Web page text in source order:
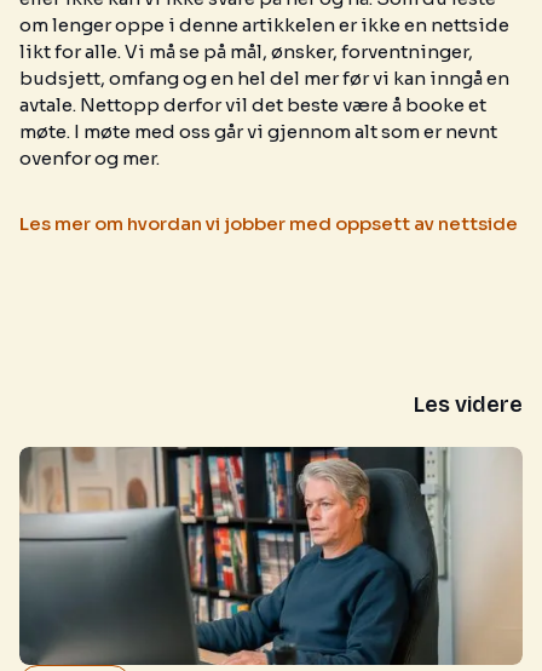
om lenger oppe i denne artikkelen er ikke en nettside
likt for alle. Vi må se på mål, ønsker, forventninger,
budsjett, omfang og en hel del mer før vi kan inngå en
avtale. Nettopp derfor vil det beste være å booke et
møte. I møte med oss går vi gjennom alt som er nevnt
ovenfor og mer.
Les mer om hvordan vi jobber med oppsett av nettside
Les videre